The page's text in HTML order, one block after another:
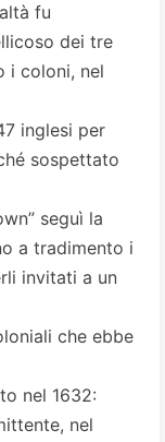
fu
dei tre
i coloni, nel
inglesi per
sospettato
” seguì la
a tradimento i
invitati a un
che ebbe
nel 1632:
nel